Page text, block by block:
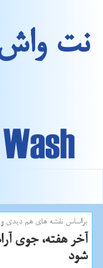
نت
براساس نقشه های هم دیدی و
آخر هفته، جوی
شود